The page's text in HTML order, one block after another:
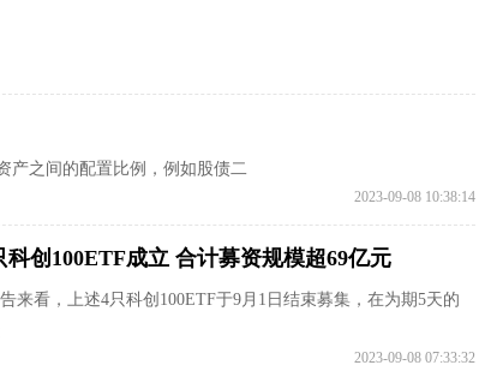
产之间的配置比例，例如股债二
2023-09-08 10:38:14
科创100ETF成立 合计募资规模超69亿元
来看，上述4只科创100ETF于9月1日结束募集，在为期5天的
2023-09-08 07:33:32